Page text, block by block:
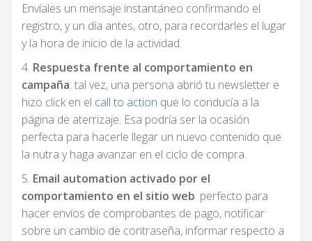
Envíales un mensaje instantáneo confirmando el
registro, y un día antes, otro, para recordarles el lugar
y la hora de inicio de la actividad.
4. Respuesta frente al comportamiento en
campaña: tal vez, una persona abrió tu newsletter e
hizo click en el call to action que lo conducía a la
página de aterrizaje. Esa podría ser la ocasión
perfecta para hacerle llegar un nuevo contenido que
la nutra y haga avanzar en el ciclo de compra.
5. Email automation activado por el
comportamiento en el sitio web: perfecto para
hacer envíos de comprobantes de pago, notificar
sobre un cambio de contraseña, informar respecto a